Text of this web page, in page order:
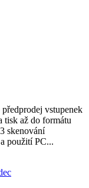
vstupenek
tisk až do formátu
skenování
použití PC...